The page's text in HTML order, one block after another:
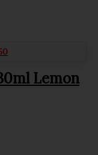
Lemon